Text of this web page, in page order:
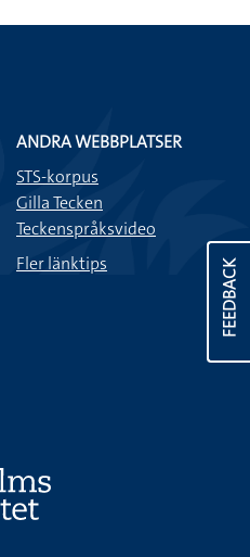
FEEDBACK
ANDRA WEBBPLATSER
STS-korpus
Gilla Tecken
Teckenspråksvideo
Fler länktips